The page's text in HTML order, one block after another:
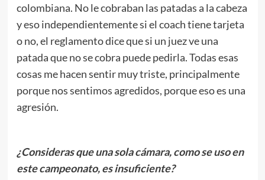
colombiana. No le cobraban las patadas a la cabeza
y eso independientemente si el coach tiene tarjeta
o no, el reglamento dice que si un juez ve una
patada que no se cobra puede pedirla. Todas esas
cosas me hacen sentir muy triste, principalmente
porque nos sentimos agredidos, porque eso es una
agresión.
¿Consideras que una sola cámara, como se uso en
este campeonato, es insuficiente?